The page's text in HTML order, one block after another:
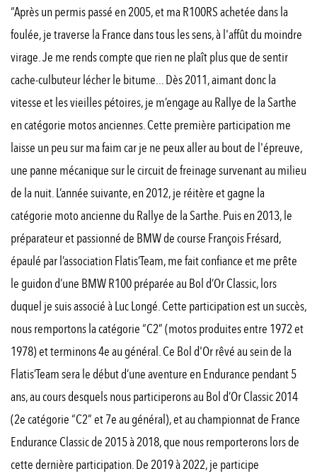
“Après un permis passé en 2005, et ma R100RS achetée dans la
foulée, je traverse la France dans tous les sens, à l'affût du moindre
virage. Je me rends compte que rien ne plaît plus que de sentir
cache-culbuteur lécher le bitume... Dès 2011, aimant donc la
vitesse et les vieilles pétoires, je m’engage au Rallye de la Sarthe
en catégorie motos anciennes. Cette première participation me
laisse un peu sur ma faim car je ne peux aller au bout de l'épreuve,
une panne mécanique sur le circuit de freinage survenant au milieu
de la nuit. L’année suivante, en 2012, je réitère et gagne la
catégorie moto ancienne du Rallye de la Sarthe. Puis en 2013, le
préparateur et passionné de BMW de course François Frésard,
épaulé par l’association Flatis’Team, me fait confiance et me prête
le guidon d’une BMW R100 préparée au Bol d’Or Classic, lors
duquel je suis associé à Luc Longé. Cette participation est un succès,
nous remportons la catégorie “C2” (motos produites entre 1972 et
1978) et terminons 4e au général. Ce Bol d'Or rêvé au sein de la
Flatis’Team sera le début d’une aventure en Endurance pendant 5
ans, au cours desquels nous participerons au Bol d’Or Classic 2014
(2e catégorie “C2” et 7e au général), et au championnat de France
Endurance Classic de 2015 à 2018, que nous remporterons lors de
cette dernière participation. De 2019 à 2022, je participe